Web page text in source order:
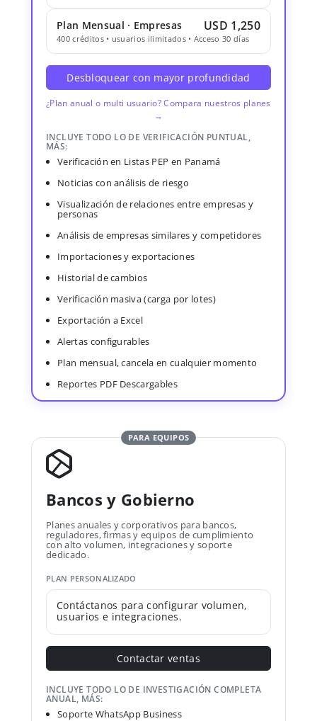
Plan Mensual · Empresas USD 1,250
400 créditos • usuarios ilimitados • Acceso 30 días
Desbloquear con mayor profundidad
¿Plan anual o multi usuario? Compara nuestros planes
→
INCLUYE TODO LO DE VERIFICACIÓN PUNTUAL,
MÁS:
Verificación en Listas PEP en Panamá
Noticias con análisis de riesgo
Visualización de relaciones entre empresas y
personas
Análisis de empresas similares y competidores
Importaciones y exportaciones
Historial de cambios
Verificación masiva (carga por lotes)
Exportación a Excel
Alertas configurables
Plan mensual, cancela en cualquier momento
Reportes PDF Descargables
PARA EQUIPOS
Bancos y Gobierno
Planes anuales y corporativos para bancos,
reguladores, firmas y equipos de cumplimiento
con alto volumen, integraciones y soporte
dedicado.
PLAN PERSONALIZADO
Contáctanos para configurar volumen,
usuarios e integraciones.
Contactar ventas
INCLUYE TODO LO DE INVESTIGACIÓN COMPLETA
ANUAL, MÁS:
Soporte WhatsApp Business